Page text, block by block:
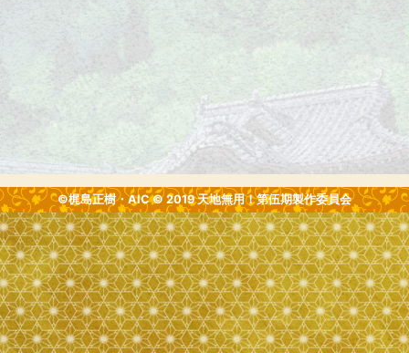
©梶島正樹・AIC © 2019 天地無用！第伍期製作委員会